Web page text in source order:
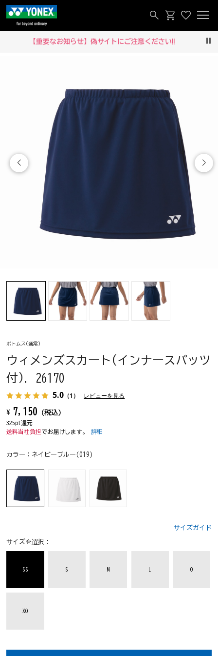
【重要なお知らせ】偽サイトにご注意ください‼
ボトムス(通常)
ウィメンズスカート(インナースパッツ
付). 26170
5.0 （1） レビューを見る
¥ 7,150 (税込)
325pt還元
送料当社負担 でお届けします。詳細
カラー： ネイビーブルー(019)
サイズガイド
サイズを選択：
SS S M O
XO